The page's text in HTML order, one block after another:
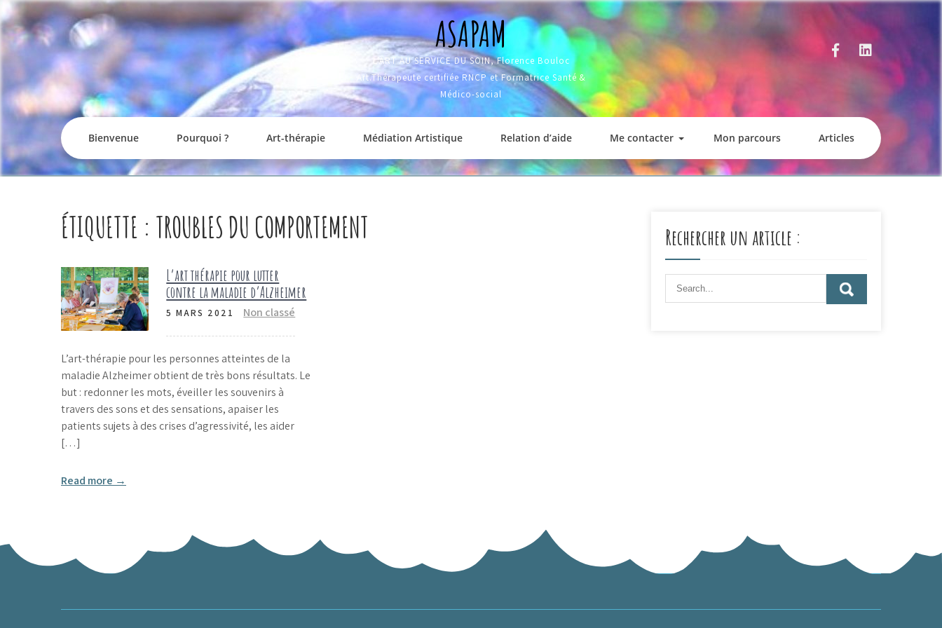
to
content
ASAPAM
L'ART AU SERVICE DU SOIN, Florence Bouloc
Art.Thérapeute certifiée RNCP et Formatrice Santé &
Médico-social
Bienvenue Pourquoi ? Art-thérapie Médiation Artistique Relation d’aide Me contacter Mon parcours Articles
ÉTIQUETTE : TROUBLES DU COMPORTEMENT
L’art thérapie pour lutter
contre la maladie d’Alzheimer
5 MARS 2021 Non classé
L’art-thérapie pour les personnes atteintes de la
maladie Alzheimer obtient de très bons résultats. Le
but : redonner les mots, éveiller les souvenirs à
travers des sons et des sensations, apaiser les
patients sujets à des crises d’agressivité, les aider
[…]
Read more →
Rechercher un article :